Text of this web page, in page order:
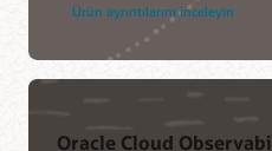
Ürün ayrıntılarını inceleyin
Oracle Cloud